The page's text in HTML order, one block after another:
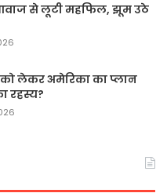
से लूटी महफिल, झूम उठे
लेकर अमेरिका का प्लान
रहस्य?